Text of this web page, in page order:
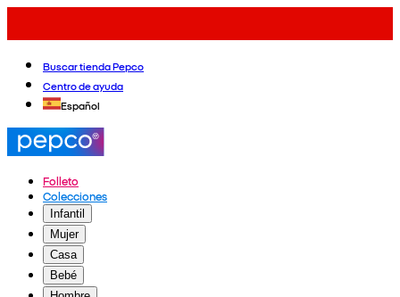
Buscar tienda Pepco
Centro de ayuda
Español
Folleto
Colecciones
Infantil
Mujer
Casa
Bebé